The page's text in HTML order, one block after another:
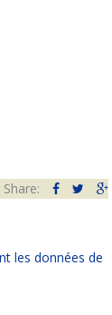
Share:
les données de